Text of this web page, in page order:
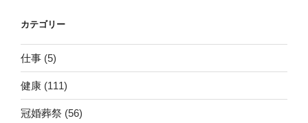
カテゴリー
仕事 (5)
健康 (111)
冠婚葬祭 (56)